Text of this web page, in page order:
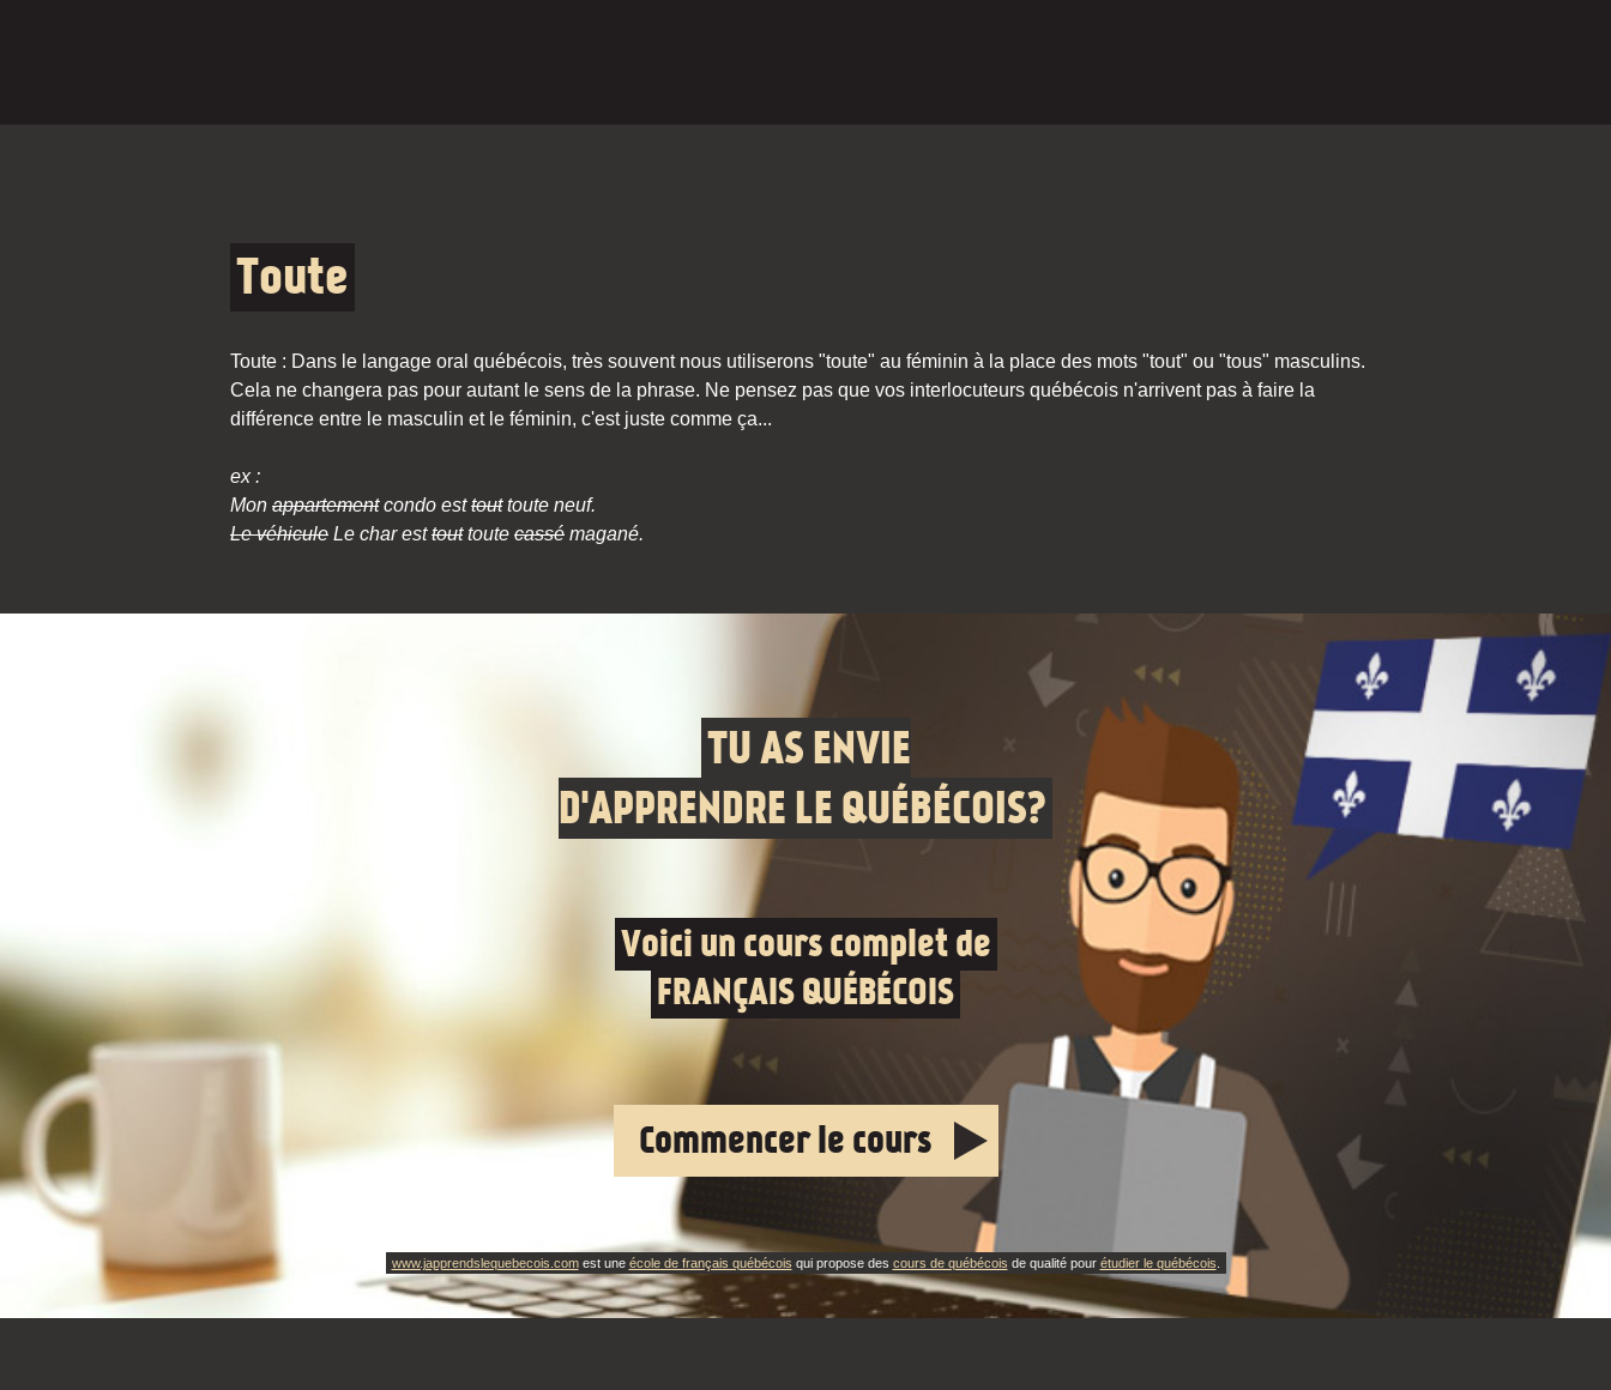
Toute
Toute : Dans le langage oral québécois, très souvent nous utiliserons "toute" au féminin à la place des mots "tout" ou "tous" masculins.
Cela ne changera pas pour autant le sens de la phrase. Ne pensez pas que vos interlocuteurs québécois n'arrivent pas à faire la
différence entre le masculin et le féminin, c'est juste comme ça...
ex :
Mon appartementcondo esttouttoute neuf.
Le véhicule Le char esttouttoute cassé magané.
TU AS ENVIE
D'APPRENDRE LE QUÉBÉCOIS?
Voici un cours complet de
FRANÇAIS QUÉBÉCOIS
Commencer le cours
www.japprendslequebecois.comest une école de français québécois qui propose des cours de québécois de qualité pour étudier le québécois